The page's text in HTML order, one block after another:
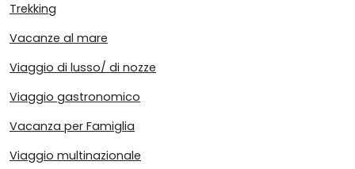
Trekking
Vacanze al mare
Viaggio di lusso/ di nozze
Viaggio gastronomico
Vacanza per Famiglia
Viaggio multinazionale